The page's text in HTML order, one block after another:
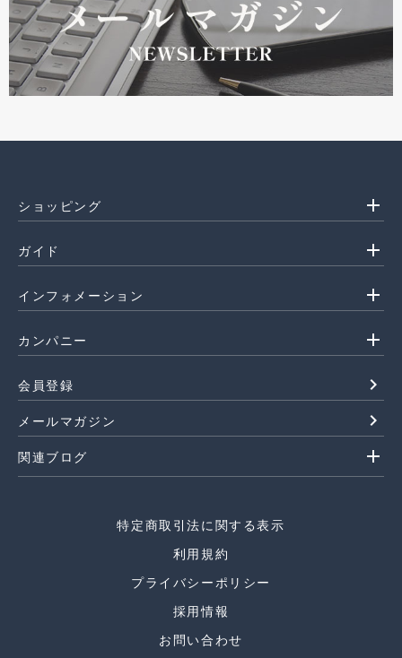
ショッピング add
ガイド add
インフォメーション add
カンパニー add
会員登録 navigate_next
メールマガジン navigate_next
関連ブログ add
特定商取引法に関する表示
利用規約
プライバシーポリシー
採用情報
お問い合わせ